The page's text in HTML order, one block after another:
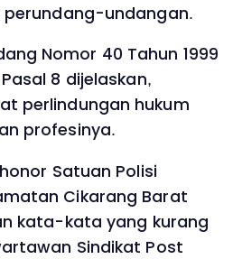
perundang-undangan.
Nomor 40 Tahun 1999
8 dijelaskan,
perlindungan hukum
profesinya.
Satuan Polisi
Cikarang Barat
kata-kata yang kurang
Sindikat Post